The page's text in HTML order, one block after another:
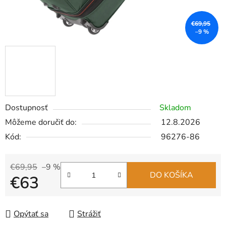
Dostupnosť
Skladom
Môžeme doručiť do:
12.8.2026
Kód:
96276-86
€69,95 –9 %
€63 DO KOŠÍKA
Opýtať sa Strážiť
€69,95
–9 %